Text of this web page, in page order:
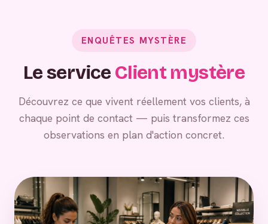
ENQUÊTES MYSTÈRE
Le service Client mystère
Découvrez ce que vivent réellement vos clients, à
chaque point de contact — puis transformez ces
observations en plan d'action concret.